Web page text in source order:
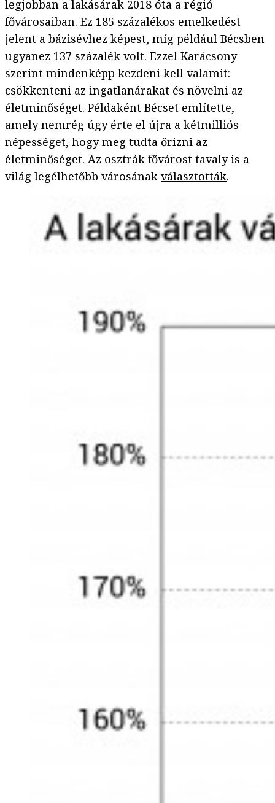
legjobban a lakásárak 2018 óta a régió
fővárosaiban. Ez 185 százalékos emelkedést
jelent a bázisévhez képest, míg például Bécsben
ugyanez 137 százalék volt. Ezzel Karácsony
szerint mindenképp kezdeni kell valamit:
csökkenteni az ingatlanárakat és növelni az
életminőséget. Példaként Bécset említette,
amely nemrég úgy érte el újra a kétmilliós
népességet, hogy meg tudta őrizni az
életminőséget. Az osztrák fővárost tavaly is a
világ legélhetőbb városának választották.